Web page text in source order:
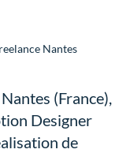
(France),
Designer
de